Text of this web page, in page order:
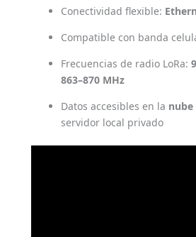
Conectividad flexible:
Compatible con banda
Frecuencias de radio LoRa:
863–870 MHz
Datos accesibles en la nube
servidor local privado